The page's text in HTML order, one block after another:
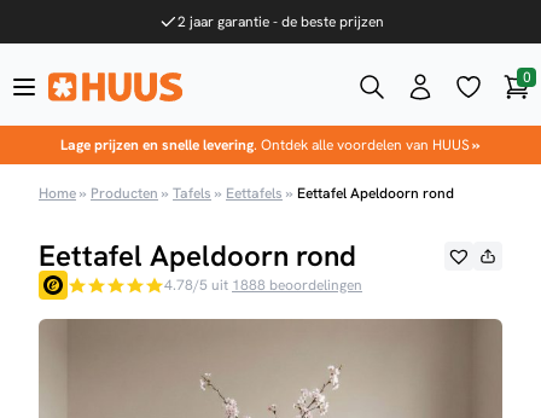
2 jaar garantie - de beste prijzen
0
Lage prijzen en snelle levering. Ontdek alle voordelen van HUUS»
Home» Producten » Tafels » Eettafels » Eettafel Apeldoorn rond
Eettafel Apeldoorn rond
4.78/5 uit 1888 beoordelingen